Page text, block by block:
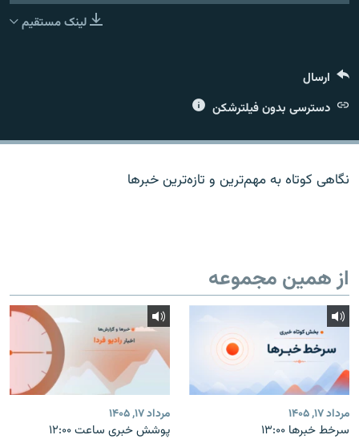
لینک مستقیم
ارسال
دسترسی بدون فیلترشکن
نگاهی کوتاه به مهم‌ترين و تازه‌ترين خبرها
از همین مجموعه
مرداد ۱۷, ۱۴۰۵
سرخط خبرها ۱۳:۰۰
مرداد ۱۷, ۱۴۰۵
پوشش خبری ساعت ۱۲:۰۰